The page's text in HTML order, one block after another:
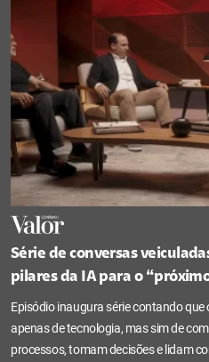
Série de conversas
pilares da IA para o
Episódio inaugura série contando que
apenas de tecnologia, mas sim de
processos, tomam decisões e lidam